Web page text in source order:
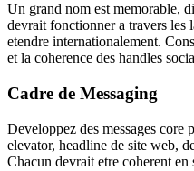
Un grand nom est memorable,
devrait fonctionner a travers les
etendre internationalement.
et la coherence des handles
Cadre de Messaging
Developpez des messages
elevator, headline de site web,
Chacun devrait etre coherent